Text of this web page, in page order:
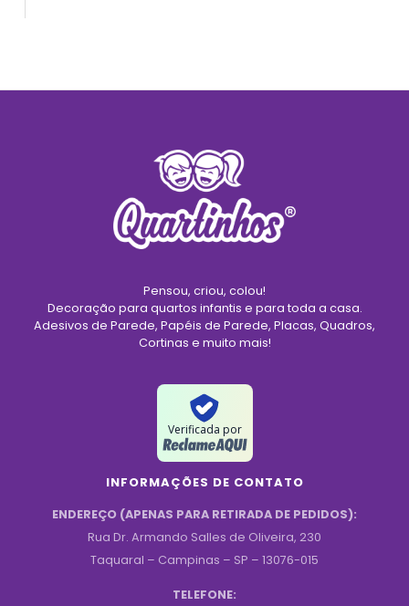
Pensou, criou, colou!
Decoração para quartos infantis e para toda a casa.
Adesivos de Parede, Papéis de Parede, Placas, Quadros,
Cortinas e muito mais!
Verificada por
INFORMAÇÕES DE CONTATO
ENDEREÇO (APENAS PARA RETIRADA DE PEDIDOS):
Rua Dr. Armando Salles de Oliveira, 230
Taquaral – Campinas – SP – 13076-015
TELEFONE: